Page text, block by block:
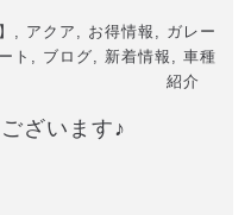
, アクア , お得情報 , ガレー
ト , ブログ, 新着情報 , 車種
紹介
ざいます♪